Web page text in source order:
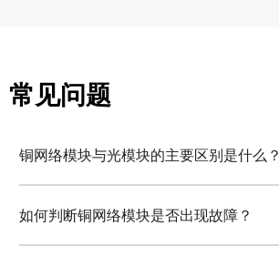
常见问题
铜网络模块与光模块的主要区别是什么？
如何判断铜网络模块是否出现故障？